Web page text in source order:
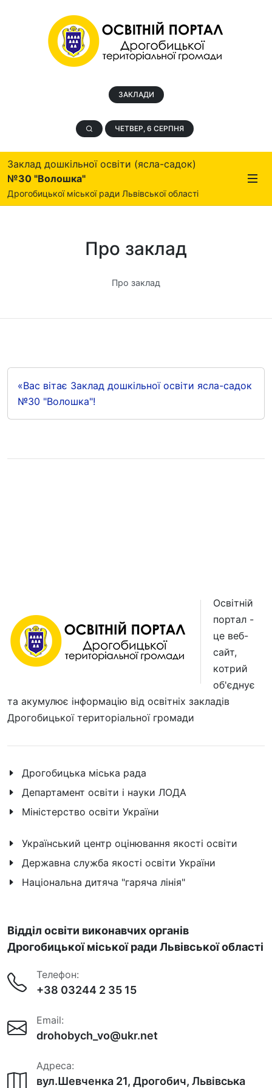
ЗАКЛАДИ
ЧЕТВЕР, 6 СЕРПНЯ
Заклад дошкільної освіти (ясла-садок)
№30 "Волошка"
Дрогобицької міської ради Львівської області
Про заклад
Про заклад
«Вас вітає Заклад дошкільної освіти ясла-садок
№30 "Волошка"!
Освітній
портал -
це веб-
сайт,
котрий
об'єднує
та акумулює інформацію від освітніх закладів
Дрогобицької територіальної громади
Дрогобицька міська рада
Департамент освіти і науки ЛОДА
Міністерство освіти України
Український центр оцінювання якості освіти
Державна служба якості освіти України
Національна дитяча "гаряча лінія"
Відділ освіти виконавчих органів
Дрогобицької міської ради Львівської області
Телефон:
+38 03244 2 35 15
Email:
drohobych_vo@ukr.net
Адреса:
вул.Шевченка 21, Дрогобич, Львівська